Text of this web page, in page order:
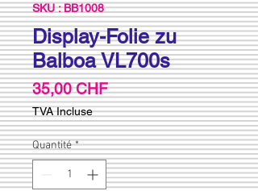
SKU : BB1008
Display-Folie zu
Balboa VL700s
35,00 CHFPrix
TVA Incluse
Quantité *